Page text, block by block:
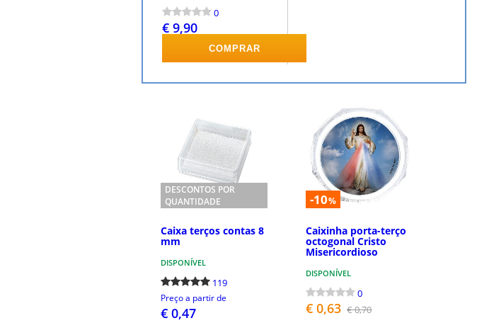
0
€ 9,90
COMPRAR
DESCONTOS POR
QUANTIDADE
Caixa terços contas 8
mm
DISPONÍVEL
119
Preço a partir de
€ 0,47
-10%
Caixinha porta-terço
octogonal Cristo
Misericordioso
DISPONÍVEL
0
€ 0,63 € 0,70